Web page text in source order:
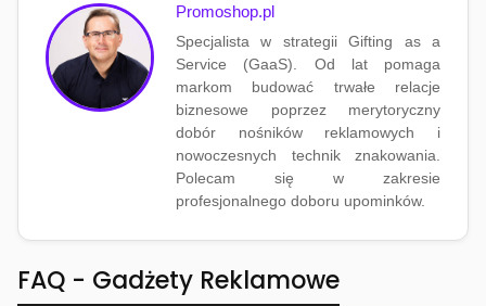
Promoshop.pl
Specjalista w strategii Gifting as a
Service (GaaS). Od lat pomaga
markom budować trwałe relacje
biznesowe poprzez merytoryczny
dobór nośników reklamowych i
nowoczesnych technik znakowania.
Polecam się w zakresie
profesjonalnego doboru upominków.
FAQ - Gadżety Reklamowe